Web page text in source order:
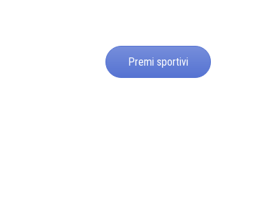
Premi sportivi